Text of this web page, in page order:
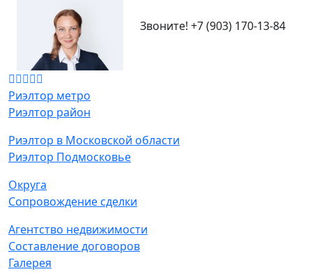
Звоните! +7 (903) 170-13-84
Риэлтор метро
Риэлтор район
Риэлтор в Московской области
Риэлтор Подмосковье
Округа
Сопровождение сделки
Агентство недвижимости
Составление договоров
Галерея